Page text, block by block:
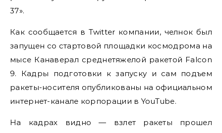
37».
Как сообщается в Twitter компании, челнок был
запущен со стартовой площадки космодрома на
мысе Канаверал среднетяжелой ракетой Falcon
9. Кадры подготовки к запуску и сам подъем
ракеты-носителя опубликованы на официальном
интернет-канале корпорации в YouTube.
На кадрах видно — взлет ракеты прошел